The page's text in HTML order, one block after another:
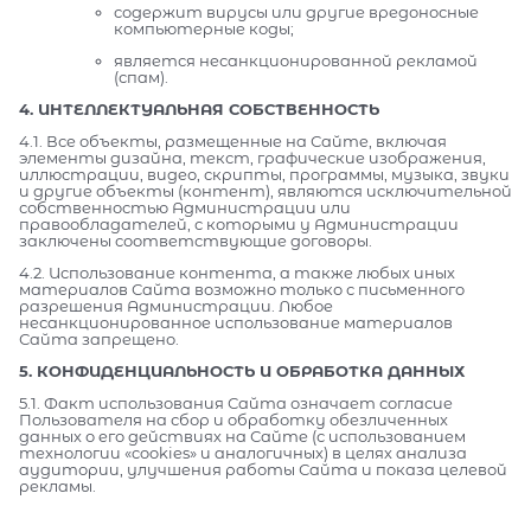
содержит вирусы или другие вредоносные
компьютерные коды;
является несанкционированной рекламой
(спам).
4. ИНТЕЛЛЕКТУАЛЬНАЯ СОБСТВЕННОСТЬ
4.1. Все объекты, размещенные на Сайте, включая
элементы дизайна, текст, графические изображения,
иллюстрации, видео, скрипты, программы, музыка, звуки
и другие объекты (контент), являются исключительной
собственностью Администрации или
правообладателей, с которыми у Администрации
заключены соответствующие договоры.
4.2. Использование контента, а также любых иных
материалов Сайта возможно только с письменного
разрешения Администрации. Любое
несанкционированное использование материалов
Сайта запрещено.
5. КОНФИДЕНЦИАЛЬНОСТЬ И ОБРАБОТКА ДАННЫХ
5.1. Факт использования Сайта означает согласие
Пользователя на сбор и обработку обезличенных
данных о его действиях на Сайте (с использованием
технологии «cookies» и аналогичных) в целях анализа
аудитории, улучшения работы Сайта и показа целевой
рекламы.